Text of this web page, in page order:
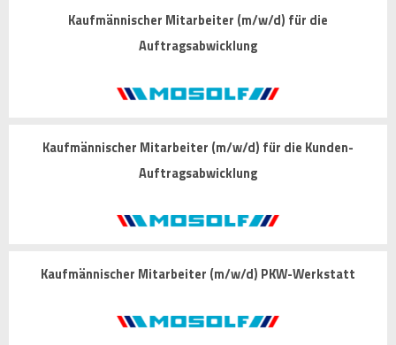
Kaufmännischer Mitarbeiter (m/w/d) für die
Auftragsabwicklung
Kaufmännischer Mitarbeiter (m/w/d) für die Kunden-
Auftragsabwicklung
Kaufmännischer Mitarbeiter (m/w/d) PKW-Werkstatt